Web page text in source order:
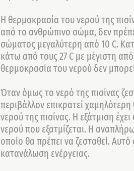
Η θερμοκρασία του νερού της
από το ανθρώπινο σώμα, δεν
σώματος μεγαλύτερη από 10 C.
κάτω από τους 27 C με μέγιστη
θερμοκρασία του νερού δεν
Όταν όμως το νερό της πισίνας
περιβάλλον επικρατεί
νερού της πισίνας. Η εξάτμιση
νερού που εξατμίζεται. Η
οποίο θα πρέπει να ζεσταθεί.
κατανάλωση ενέργειας.